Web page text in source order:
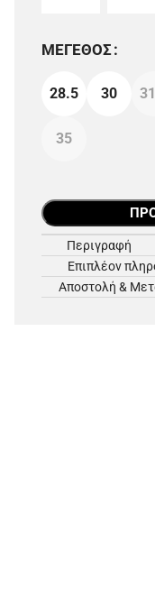
ΜΈΓΕΘΟΣ
28.5 30
35
Περιγραφή
Επιπλέον
Αποστολή &